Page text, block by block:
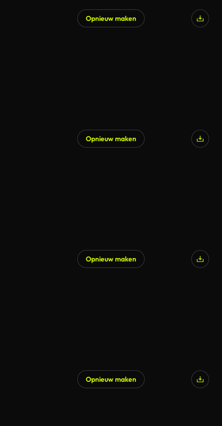
Opnieuw maken
Opnieuw maken
Opnieuw maken
Opnieuw maken